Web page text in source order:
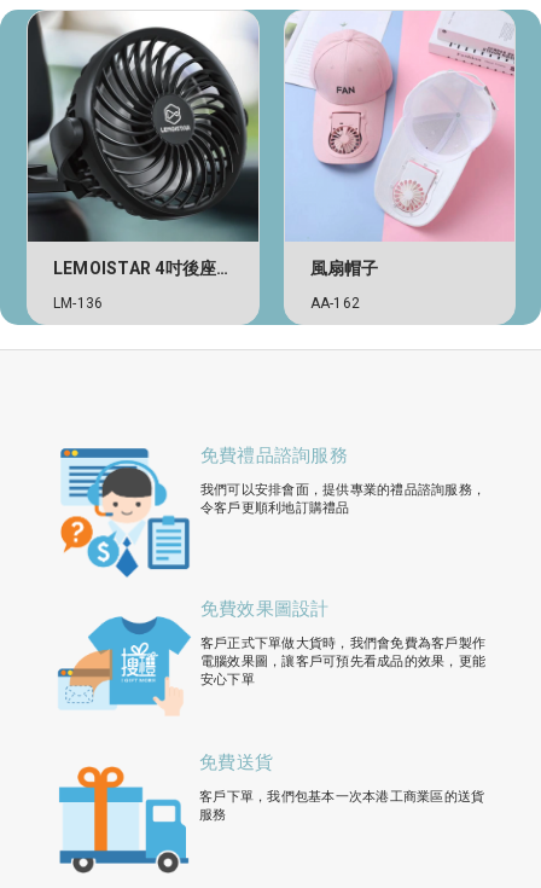
LEMOISTAR 4吋後座汽車風扇
LM-136
風扇帽子
AA-162
免費禮品諮詢服務
我們可以安排會面，提供專業的禮品諮詢服務，
令客戶更順利地訂購禮品
免費效果圖設計
客戶正式下單做大貨時，我們會免費為客戶製作
電腦效果圖，讓客戶可預先看成品的效果，更能
安心下單
免費送貨
客戶下單，我們包基本一次本港工商業區的送貨
服務